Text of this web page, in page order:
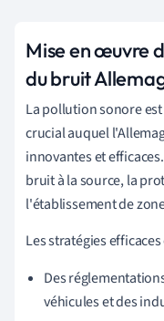
Mise en œuvre
du bruit
La pollution sonore
crucial auquel
innovantes et
bruit à la source, la
l'établissement de
Les stratégies
Des
véhicules et des